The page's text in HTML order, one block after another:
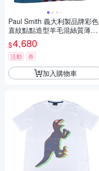
Paul Smith 義大利製品牌彩色
直紋點點造型羊毛混絲質薄圍
巾(藍色系)
$4,680
活動 券
加入購物車